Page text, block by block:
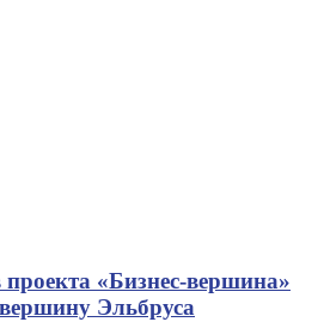
«Бизнес‑вершина»
Эльбруса